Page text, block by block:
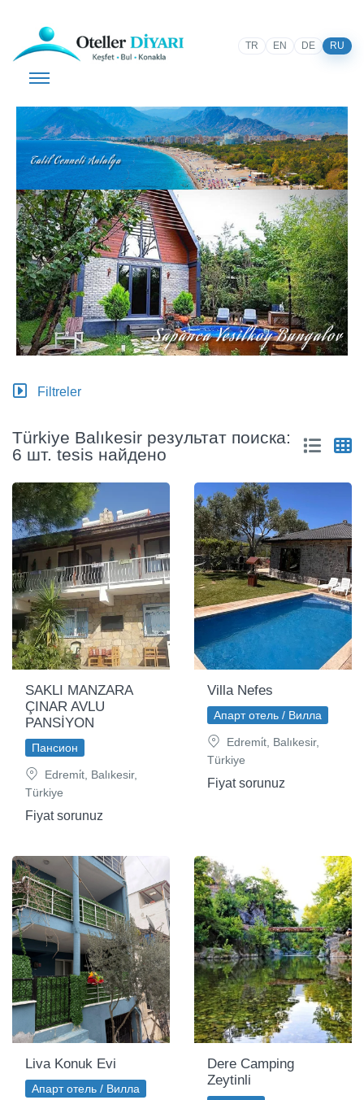
TR EN DE RU
Filtreler
Türkiye Balıkesir результат поиска:
6 шт. tesis найдено
SAKLI MANZARA
ÇINAR AVLU
PANSİYON
Пансион
Edremi̇t, Balıkesir,
Türkiye
Fiyat sorunuz
Villa Nefes
Апарт отель / Вилла
Edremi̇t, Balıkesir,
Türkiye
Fiyat sorunuz
Liva Konuk Evi
Апарт отель / Вилла
Dere Camping
Zeytinli